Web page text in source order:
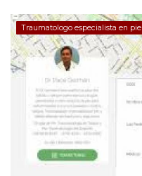
Traumatologo especialista en pie